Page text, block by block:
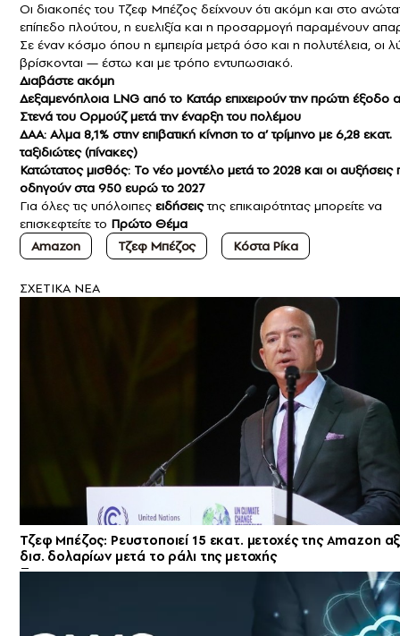
Οι διακοπές του Τζεφ Μπέζος δείχνουν ότι ακόμη και στο
επίπεδο πλούτου, η ευελιξία και η προσαρμογή παραμένουν
Σε έναν κόσμο όπου η εμπειρία μετρά όσο και η πολυτέλεια, οι
βρίσκονται — έστω και με τρόπο εντυπωσιακό.
Διαβάστε ακόμη
Δεξαμενόπλοια LNG από το Κατάρ επιχειρούν την πρώτη έξοδο
Στενά του Ορμούζ μετά την έναρξη του πολέμου
ΔΑΑ: Αλμα 8,1% στην επιβατική κίνηση το α’ τρίμηνο με 6,28 εκατ.
ταξιδιώτες (πίνακες)
Κατώτατος μισθός: Το νέο μοντέλο μετά το 2028 και οι αυξήσεις
οδηγούν στα 950 ευρώ το 2027
Για όλες τις υπόλοιπες ειδήσειςτης επικαιρότητας μπορείτε να
επισκεφτείτε το Πρώτο Θέμα
Amazon
Τζεφ Μπέζος Κόστα Ρίκα
ΣXETIKA NEA
Τζεφ Μπέζος: Ρευστοποιεί 15 εκατ. μετοχές της Amazon
δισ. δολαρίων μετά το ράλι της μετοχής